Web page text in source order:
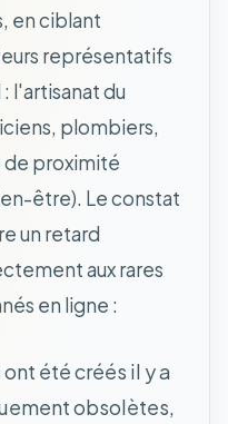
en ciblant
représentatifs
l'artisanat du
plombiers,
proximité
être). Le constat
un retard
aux rares
en ligne :
été créés il y a
obsolètes,